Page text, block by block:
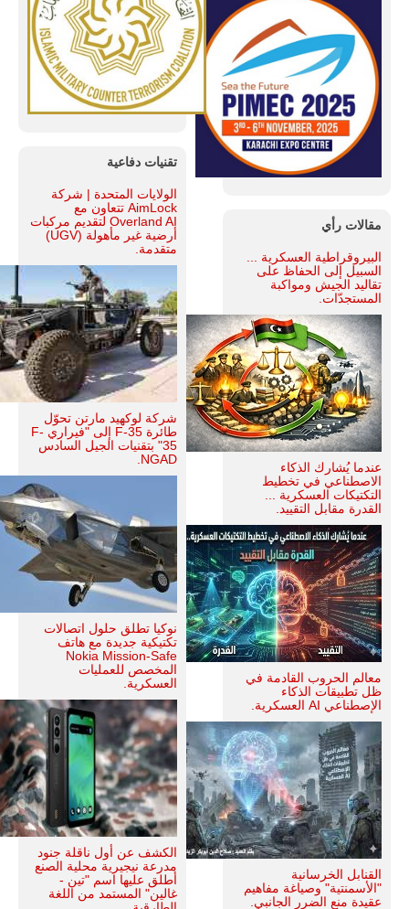
مقالات رأي
البيروقراطية العسكرية ...
السبيل إلى الحفاظ على
تقاليد الجيش ومواكبة
المستجدّات.
عندما يُشارك الذكاء
الاصطناعي في تخطيط
التكتيكات العسكرية ...
القدرة مقابل التقييد.
معالم الحروب القادمة في
ظل تطبيقات الذكاء
الإصطناعي AI العسكرية.
القنابل الخرسانية
"الأسمنتية" وصياغة مفاهيم
عقيدة منع الضرر الجانبي.
تقنيات دفاعية
الولايات المتحدة | شركة
AimLock تتعاون مع
Overland AI لتقديم مركبات
أرضية غير مأهولة (UGV)
متقدمة.
شركة لوكهيد مارتن تحوّل
طائرة F-35 إلى "فيراري F-
35" بتقنيات الجيل السادس
NGAD.
نوكيا تطلق حلول اتصالات
تكتيكية جديدة مع هاتف
Nokia Mission-Safe
المخصص للعمليات
العسكرية.
الكشف عن أول ناقلة جنود
مدرعة نيجيرية محلية الصنع
أطلق عليها اسم "تين -
غالين" المستمد من اللغة